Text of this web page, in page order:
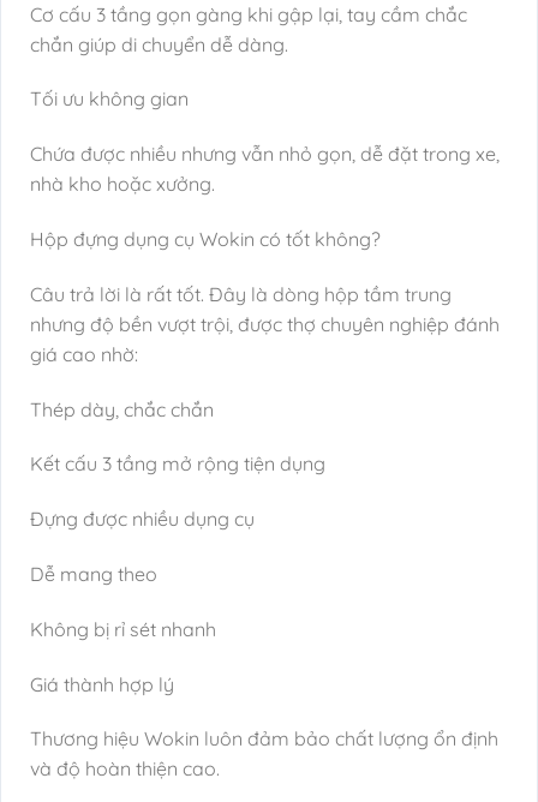
Cơ cấu 3 tầng gọn gàng khi gập lại, tay cầm chắc
chắn giúp di chuyển dễ dàng.
Tối ưu không gian
Chứa được nhiều nhưng vẫn nhỏ gọn, dễ đặt trong xe,
nhà kho hoặc xưởng.
Hộp đựng dụng cụ Wokin có tốt không?
Câu trả lời là rất tốt. Đây là dòng hộp tầm trung
nhưng độ bền vượt trội, được thợ chuyên nghiệp đánh
giá cao nhờ:
Thép dày, chắc chắn
Kết cấu 3 tầng mở rộng tiện dụng
Đựng được nhiều dụng cụ
Dễ mang theo
Không bị rỉ sét nhanh
Giá thành hợp lý
Thương hiệu Wokin luôn đảm bảo chất lượng ổn định
và độ hoàn thiện cao.